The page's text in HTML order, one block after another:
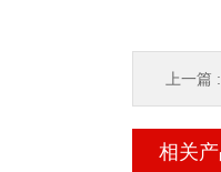
上一篇 :
相关